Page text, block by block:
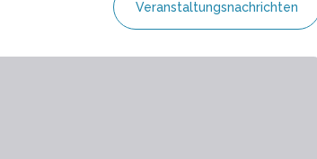
Veranstaltungsnachrichten